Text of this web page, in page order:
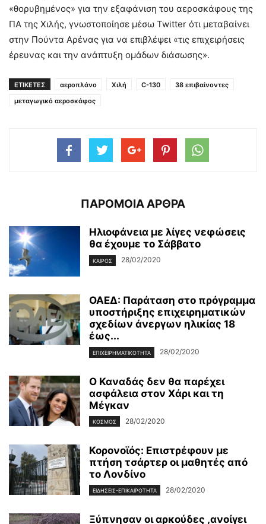
«θορυβημένος» για την εξαφάνιση του αεροσκάφους της
ΠΑ της Χιλής, γνωστοποίησε μέσω Twitter ότι μεταβαίνει
στην Πούντα Αρένας για να επιβλέψει «τις επιχειρήσεις
έρευνας και την ανάπτυξη ομάδων διάσωσης».
ΕΤΙΚΕΤΕΣ αεροπλάνο Χιλή C-130
38 επιβαίνοντες
μεταγωγικό αεροσκάφος
ΠΑΡΟΜΟΙΑ ΑΡΘΡΑ
Ηλιοφάνεια με λίγες νεφώσεις
θα έχουμε το Σάββατο
ΚΑΙΡΌΣ 28/02/2020
ΟΑΕΔ: Παράταση στο πρόγραμμα
υποστήριξης επιχειρηματικών
σχεδίων άνεργων ηλικίας 18
έως...
ΕΠΙΧΕΙΡΗΜΑΤΙΚΌΤΗΤΑ 28/02/2020
Ο Καναδάς δεν θα παρέχει
ασφάλεια στον Χάρι και τη
Μέγκαν
ΚΌΣΜΟΣ 28/02/2020
Κορονοϊός: Επιστρέφουν με
πτήση τσάρτερ οι μαθητές από
το Λονδίνο
ΕΙΔΉΣΕΙΣ-ΕΠΙΚΑΙΡΌΤΗΤΑ 28/02/2020
Ξύπνησαν οι αρκούδες ,ανοίγει